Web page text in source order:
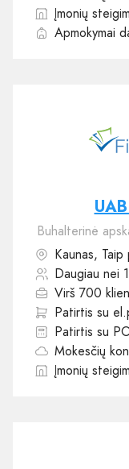
Įmonių
Apmokymai
Buhalterinė
Kaunas,
Daugiau nei
Virš 700
Patirtis su
Patirtis su
Mokesčių
Įmonių